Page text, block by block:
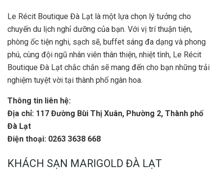
Le Récit Boutique Đà Lạt là một lựa chọn lý tưởng cho
chuyến du lịch nghỉ dưỡng của bạn. Với vị trí thuận tiện,
phòng ốc tiện nghi, sạch sẽ, buffet sáng đa dạng và phong
phú, cùng đội ngũ nhân viên thân thiện, nhiệt tình, Le Récit
Boutique Đà Lạt chắc chắn sẽ mang đến cho bạn những trải
nghiệm tuyệt vời tại thành phố ngàn hoa.
Thông tin liên hệ:
Địa chỉ: 117 Đường Bùi Thị Xuân, Phường 2, Thành phố
Đà Lạt
Điện thoại: 0263 3638 668
KHÁCH SẠN MARIGOLD ĐÀ LẠT